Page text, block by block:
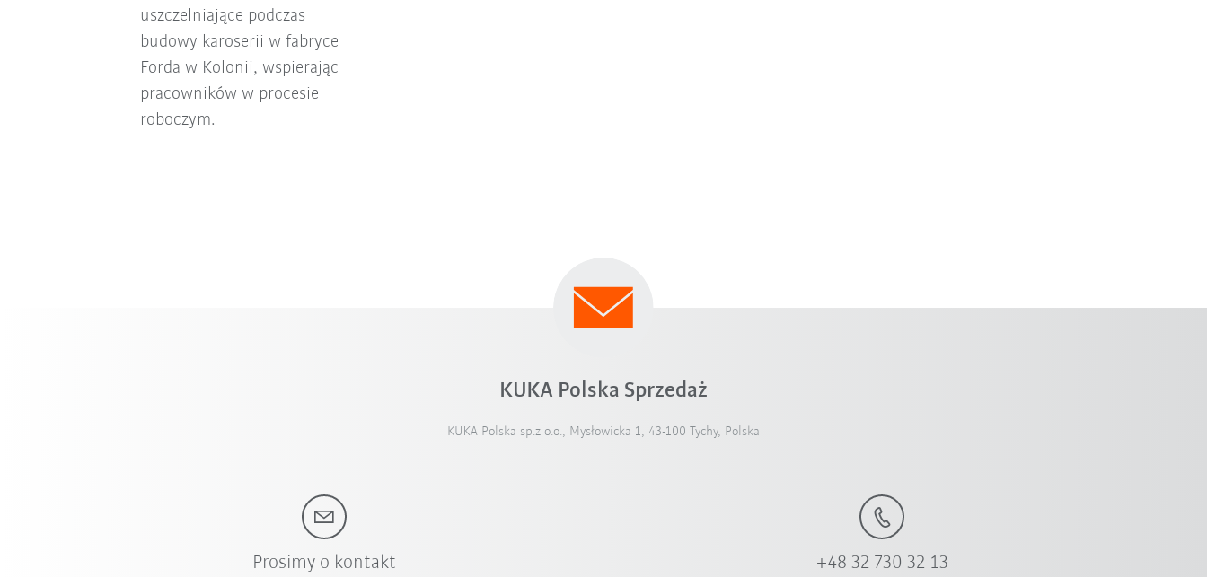
uszczelniające podczas
budowy karoserii w fabryce
Forda w Kolonii, wspierając
pracowników w procesie
roboczym.
KUKA Polska Sprzedaż
KUKA Polska sp.z o.o., Mysłowicka 1, 43-100 Tychy, Polska
Prosimy o kontakt +48 32 730 32 13